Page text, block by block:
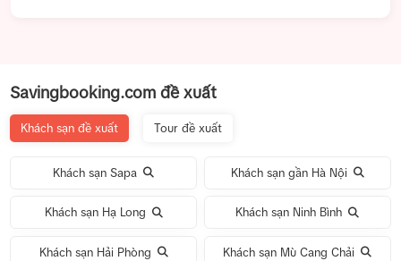
Savingbooking.com đề xuất
Khách sạn đề xuất Tour đề xuất
Khách sạn Sapa Khách sạn gần Hà Nội
Khách sạn Hạ Long Khách sạn Ninh Bình
Khách sạn Hải Phòng Khách sạn Mù Cang Chải